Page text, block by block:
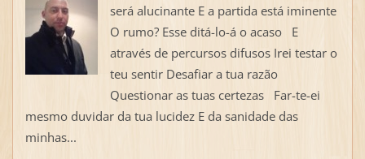
será alucinante E a partida está iminente
O rumo? Esse ditá-lo-á o acaso E
através de percursos difusos Irei testar o
teu sentir Desafiar a tua razão
Questionar as tuas certezas Far-te-ei
mesmo duvidar da tua lucidez E da sanidade das
minhas...